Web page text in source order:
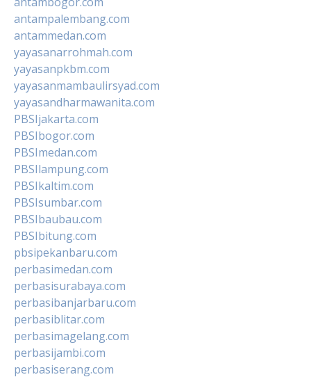
antampalembang.com
antammedan.com
yayasanarrohmah.com
yayasanpkbm.com
yayasanmambaulirsyad.com
yayasandharmawanita.com
PBSIjakarta.com
PBSIbogor.com
PBSImedan.com
PBSIlampung.com
PBSIkaltim.com
PBSIsumbar.com
PBSIbaubau.com
PBSIbitung.com
pbsipekanbaru.com
perbasimedan.com
perbasisurabaya.com
perbasibanjarbaru.com
perbasiblitar.com
perbasimagelang.com
perbasijambi.com
perbasiserang.com